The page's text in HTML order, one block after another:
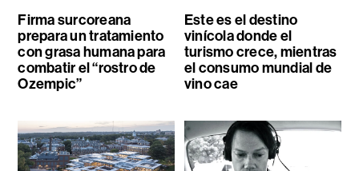
Firma surcoreana
prepara un tratamiento
con grasa humana para
combatir el “rostro de
Ozempic”
Este es el destino
vinícola donde el
turismo crece, mientras
el consumo mundial de
vino cae